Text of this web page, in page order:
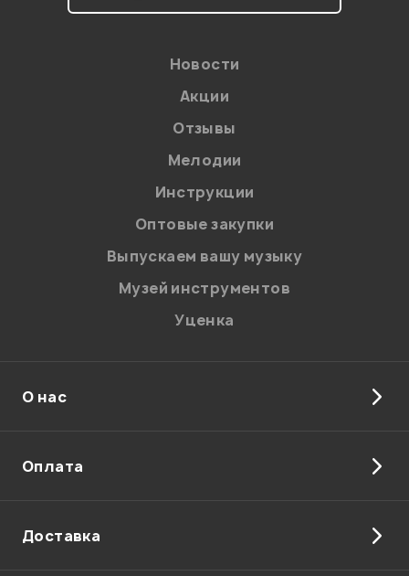
Новости
Акции
Отзывы
Мелодии
Инструкции
Оптовые закупки
Выпускаем вашу музыку
Музей инструментов
Уценка
О нас
Оплата
Доставка